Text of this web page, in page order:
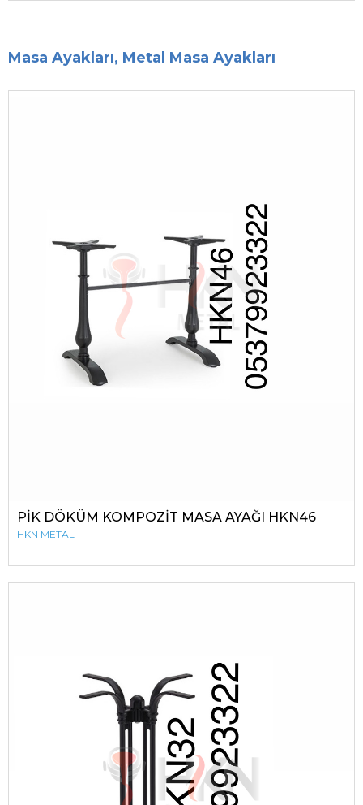
Masa Ayakları, Metal Masa Ayakları
PİK DÖKÜM KOMPOZİT MASA AYAĞI HKN46
HKN METAL